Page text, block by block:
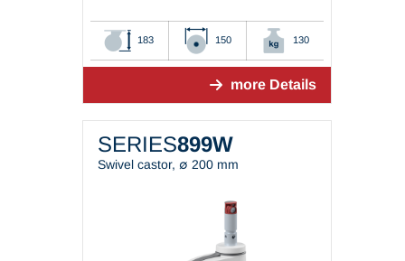
183 150 130
more Details
SERIES899W
Swivel castor, ∅ 200 mm